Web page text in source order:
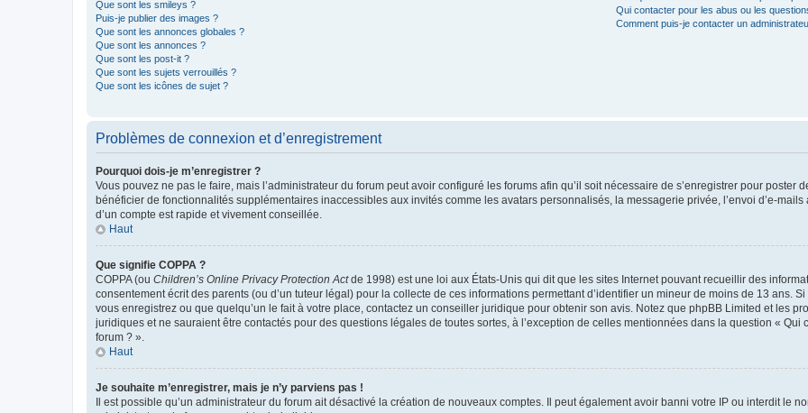
Que sont les smileys ?
Puis-je publier des images ?
Que sont les annonces globales ?
Que sont les annonces ?
Que sont les post-it ?
Que sont les sujets verrouillés ?
Que sont les icônes de sujet ?
Qui contacter pour les abus ou les
Comment puis-je contacter un
Problèmes de connexion et d’enregistrement
Pourquoi dois-je m’enregistrer ?
Vous pouvez ne pas le faire, mais l’administrateur du forum peut avoir configuré les forums afin qu’il soit nécessaire de s’enregistrer pour poster
bénéficier de fonctionnalités supplémentaires inaccessibles aux invités comme les avatars personnalisés, la messagerie privée, l’envoi d’e-
d’un compte est rapide et vivement conseillée.
Haut
Que signifie COPPA ?
COPPA (ou Children’s Online Privacy Protection Actde 1998) est une loi aux États-Unis qui dit que les sites Internet pouvant recueillir des
consentement écrit des parents (ou d’un tuteur légal) pour la collecte de ces informations permettant d’identifier un mineur de moins de 13 ans.
vous enregistrez ou que quelqu’un le fait à votre place, contactez un conseiller juridique pour obtenir son avis. Notez que phpBB Limited et les
juridiques et ne sauraient être contactés pour des questions légales de toutes sortes, à l’exception de celles mentionnées dans la question «
forum ? ».
Haut
Je souhaite m’enregistrer, mais je n’y parviens pas !
Il est possible qu’un administrateur du forum ait désactivé la création de nouveaux comptes. Il peut également avoir banni votre IP ou interdit le